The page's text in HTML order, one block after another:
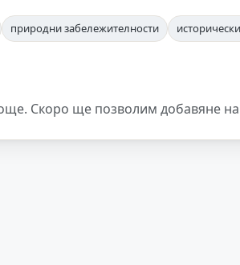
природни забележителности
Скоро ще позволим добавяне